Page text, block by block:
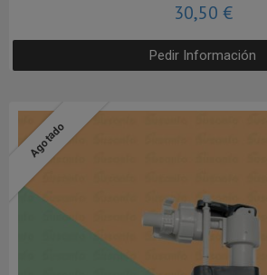
30,50 €
Pedir Información
Agotado